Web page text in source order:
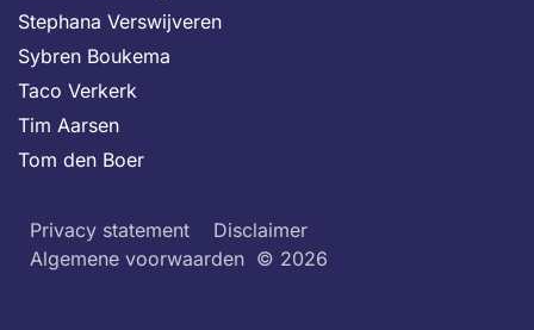
Stephana Verswijveren
Sybren Boukema
Taco Verkerk
Tim Aarsen
Tom den Boer
Privacy statement
Disclaimer
Algemene voorwaarden © 2026